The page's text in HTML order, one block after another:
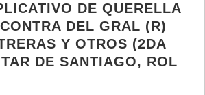
DE QUERELLA
DEL GRAL (R)
Y OTROS (2DA
DE SANTIAGO, ROL